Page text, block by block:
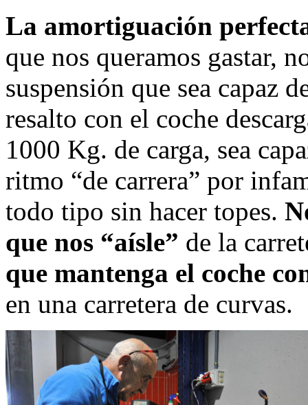
La amortiguación
que nos queramos gastar,
suspensión que sea capaz
resalto con el coche
1000 Kg. de carga, sea
ritmo “de carrera” por
todo tipo sin hacer topes.
que nos “aísle” de la
que mantenga el coche
en una carretera de curvas.